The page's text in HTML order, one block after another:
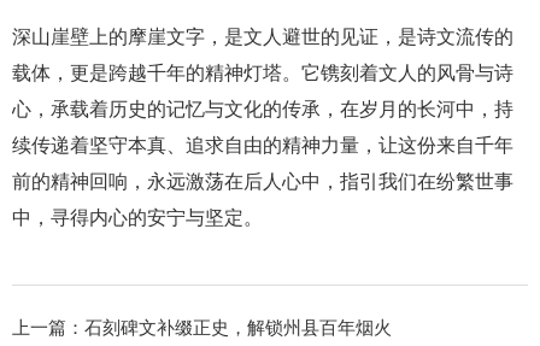
深山崖壁上的摩崖文字，是文人避世的见证，是诗文流传的
载体，更是跨越千年的精神灯塔。它镌刻着文人的风骨与诗
心，承载着历史的记忆与文化的传承，在岁月的长河中，持
续传递着坚守本真、追求自由的精神力量，让这份来自千年
前的精神回响，永远激荡在后人心中，指引我们在纷繁世事
中，寻得内心的安宁与坚定。
上一篇： 石刻碑文补缀正史，解锁州县百年烟火